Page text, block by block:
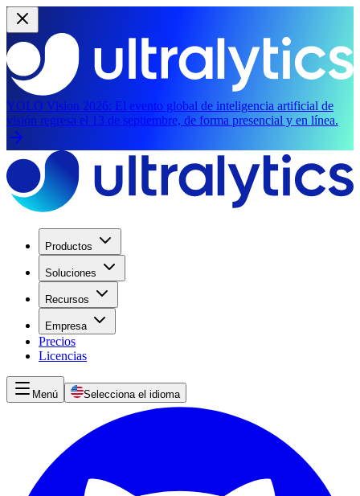
YOLO Vision 2026: El evento global de inteligencia artificial de
visión regresa el 13 de septiembre, de forma presencial y en línea.
Productos
Soluciones
Recursos
Empresa
Precios
Licencias
Menú Selecciona el idioma